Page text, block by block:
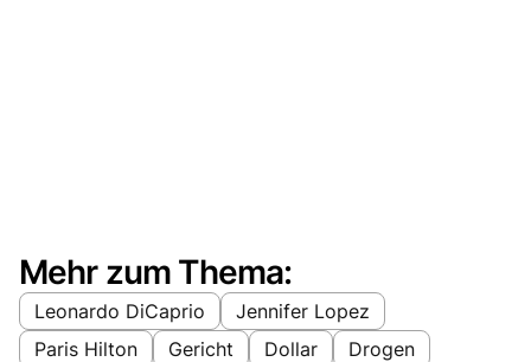
Mehr zum Thema:
Leonardo DiCaprio
Jennifer Lopez
Paris Hilton
Gericht Dollar Drogen